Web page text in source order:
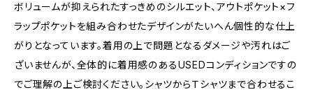
ボリュームが抑えられたすっきめのシルエット、アウトポケット×フ
ラップポケットを組み合わせたデザインがたいへん個性的な仕上
がりとなっています。着用の上で問題となるダメージや汚れはご
ざいませんが、全体的に着用感のあるUSEDコンディションですの
でご理解の上ご検討ください。シャツからＴシャツまで合わせるこ